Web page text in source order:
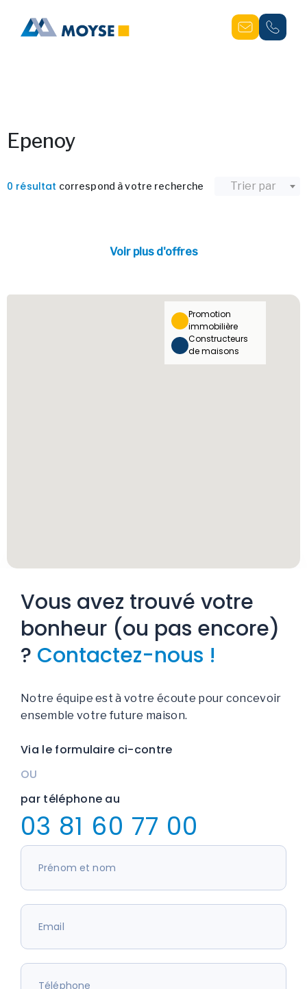
Promotion
immobilière
Constructeurs
de maisons
Epenoy
0 résultat correspond à votre recherche Trier par
Voir plus d'offres
Vous avez trouvé votre
bonheur (ou pas encore)
? Contactez-nous !
Notre équipe est à votre écoute pour concevoir
ensemble votre future maison.
Via le formulaire ci-contre
OU
par téléphone au
03 81 60 77 00